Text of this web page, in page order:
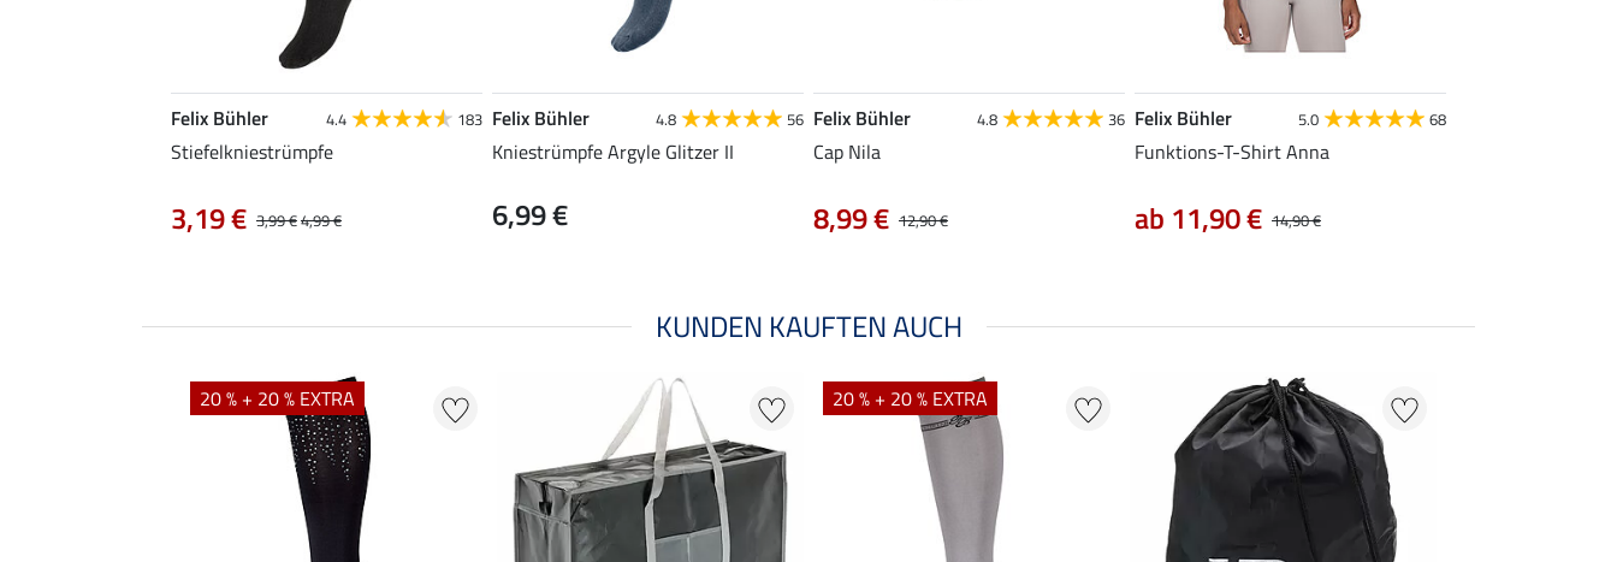
Felix Bühler 4.4 183
Stiefelkniestrümpfe
3,99 €4,99 €
3,19 €
Felix Bühler 4.8 56
Kniestrümpfe Argyle Glitzer II
6,99 €
Felix Bühler 4.8 36
Cap Nila
12,90 €
8,99 €
Felix Bühler 5.0 68
Funktions-T-Shirt Anna
14,90 €
ab 11,90 €
KUNDEN KAUFTEN AUCH
20 % + 20 % EXTRA 20 % + 20 % EXTRA